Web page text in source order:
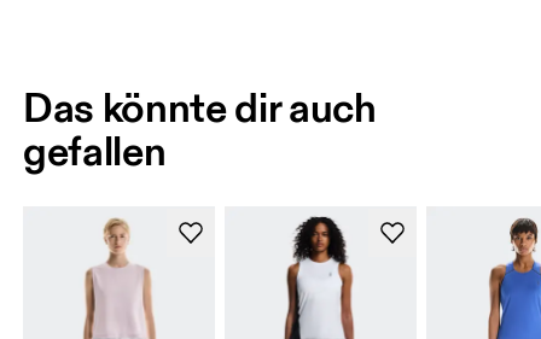
Das könnte dir auch
gefallen